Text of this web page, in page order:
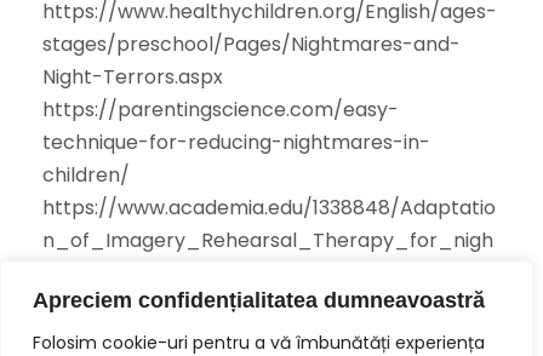
Apreciem confidențialitatea dumneavoastră
Folosim cookie-uri pentru a vă îmbunătăți experiența
https://www.healthychildren.org/English/ages-
stages/preschool/Pages/Nightmares-and-
Night-Terrors.aspx
https://parentingscience.com/easy-
technique-for-reducing-nightmares-in-
children/
https://www.academia.edu/1338848/Adaptatio
n_of_Imagery_Rehearsal_Therapy_for_nigh
https://www.ptsd.va.gov/professional/articles/
article-pdf/id09827.pdf